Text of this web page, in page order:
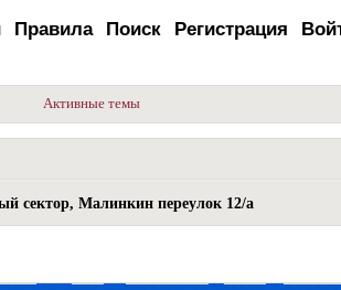
Правила Поиск Регистрация
Активные темы
сектор, Малинкин переулок 12/а